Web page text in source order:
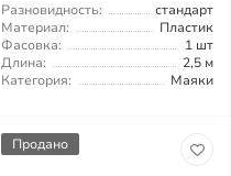
Разновидность:
стандарт
Материал:
Пластик
Фасовка:
1 шт
Длина:
2,5 м
Категория:
Маяки
Продано